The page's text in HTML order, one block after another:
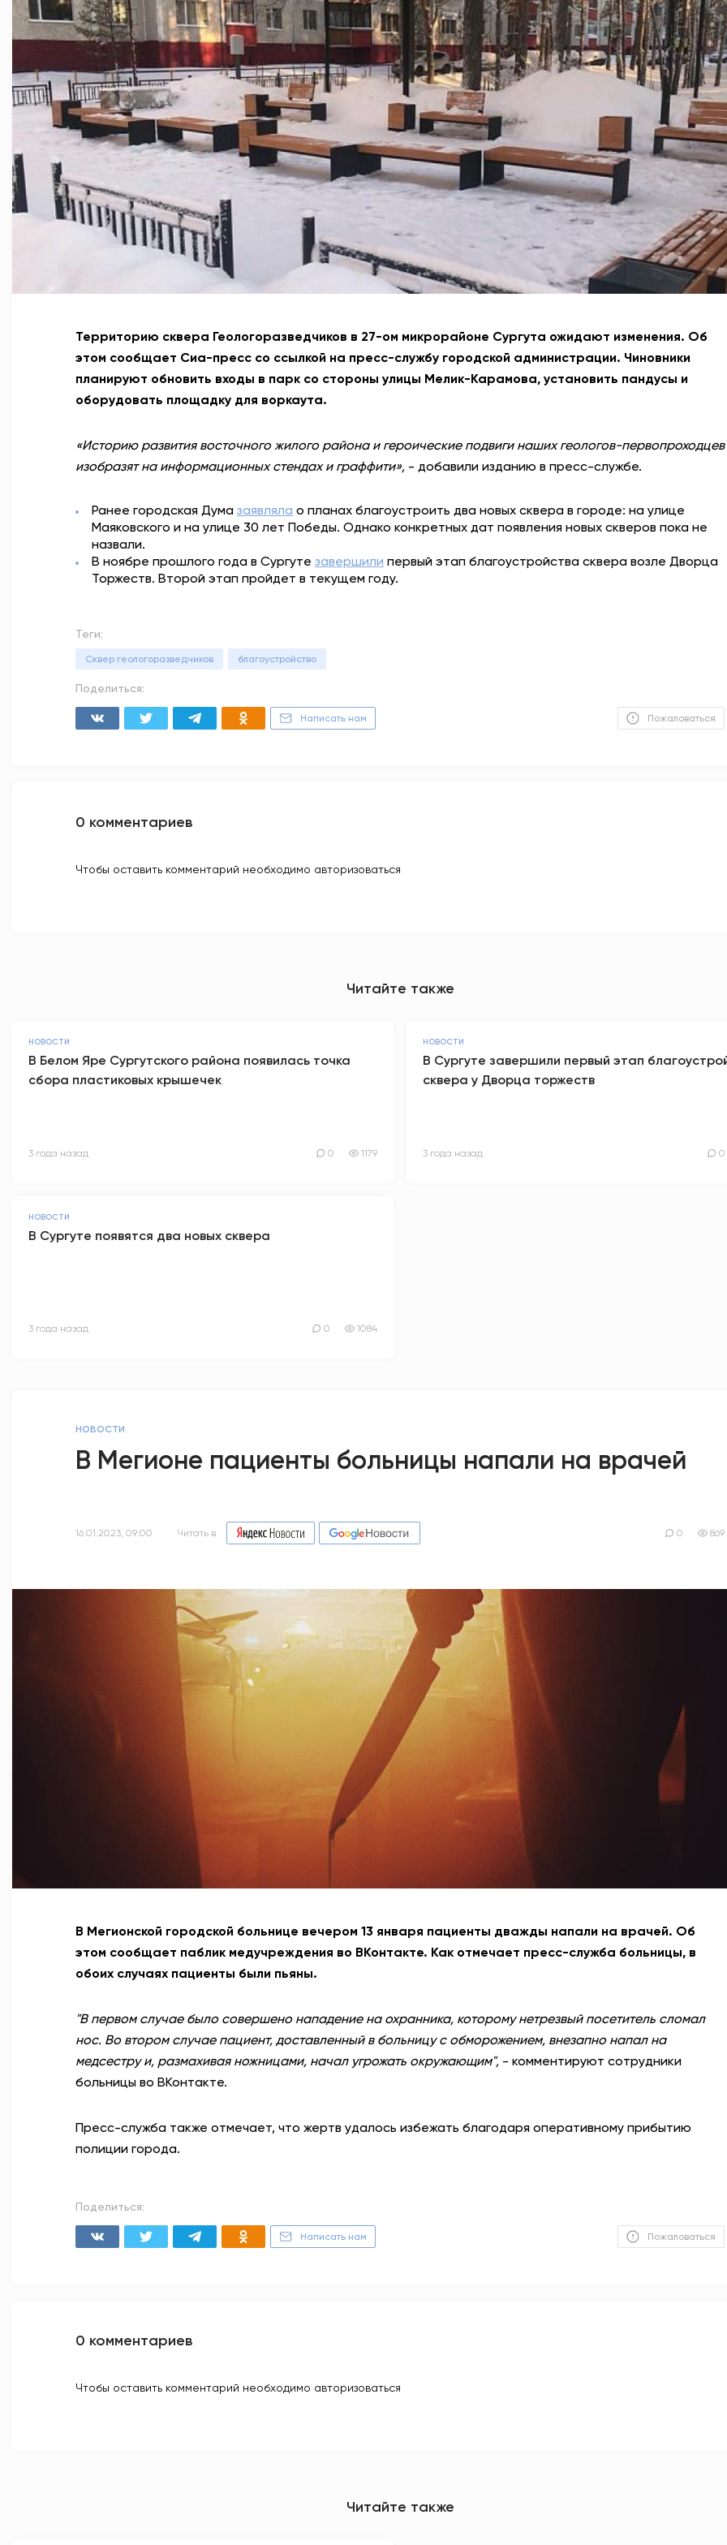
АНТИТЕРРОР
НОВОСТИ
80,93 93,19
Вход / Регистрация
Территорию сквера Геологоразведчиков в 27-ом микрорайоне Сургута ожидают изменения. Об
этом сообщает Сиа-пресс со ссылкой на пресс-службу городской администрации. Чиновники
планируют обновить входы в парк со стороны улицы Мелик-Карамова, установить пандусы и
оборудовать площадку для воркаута.
«Историю развития восточного жилого района и героические подвиги наших геологов-первопроходцев
изобразят на информационных стендах и граффити», - добавили изданию в пресс-службе.
Ранее городская Дума заявляла о планах благоустроить два новых сквера в городе: на улице
Маяковского и на улице 30 лет Победы. Однако конкретных дат появления новых скверов пока не
назвали.
В ноябре прошлого года в Сургуте завершили первый этап благоустройства сквера возле Дворца
Торжеств. Второй этап пройдет в текущем году.
Теги:
Сквер геологоразведчиков благоустройство
Поделиться:
Написать нам Пожаловаться
0 комментариев
Чтобы оставить комментарий необходимо авторизоваться
Читайте также
НОВОСТИ
В Белом Яре Сургутского района появилась точка
сбора пластиковых крышечек
3 года назад 0 1179
НОВОСТИ
В Сургуте завершили первый этап
сквера у Дворца торжеств
3 года назад 0
НОВОСТИ
В Сургуте появятся два новых сквера
3 года назад 0 1084
НОВОСТИ
В Мегионе пациенты больницы напали на врачей
16.01.2023, 09:00 Читать в 0 869
В Мегионской городской больнице вечером 13 января пациенты дважды напали на врачей. Об
этом сообщает паблик медучреждения во ВКонтакте. Как отмечает пресс-служба больницы, в
обоих случаях пациенты были пьяны.
"В первом случае было совершено нападение на охранника, которому нетрезвый посетитель сломал
нос. Во втором случае пациент, доставленный в больницу с обморожением, внезапно напал на
медсестру и, размахивая ножницами, начал угрожать окружающим", - комментируют сотрудники
больницы во ВКонтакте.
Пресс-служба также отмечает, что жертв удалось избежать благодаря оперативному прибытию
полиции города.
Поделиться:
Написать нам Пожаловаться
0 комментариев
Чтобы оставить комментарий необходимо авторизоваться
Читайте также